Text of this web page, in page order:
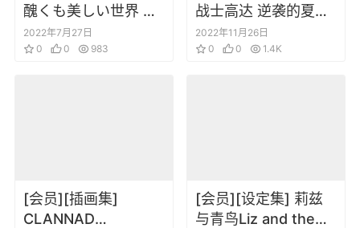
醜くも美しい世界 公
式ビジュアルブック
2022年7月27日
0
0 983
战士高达 逆袭的夏亚
公式记录全集 -
BEYOND THE TIME-
2022年11月26日
0
0 1.4K
[会员][插画集]
CLANNAD
[会员][设定集] 莉兹
与青鸟Liz and the